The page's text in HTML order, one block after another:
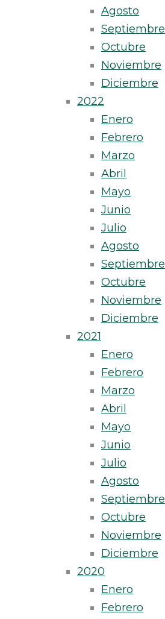
Agosto
Septiembre
Octubre
Noviembre
Diciembre
2022
Enero
Febrero
Marzo
Abril
Mayo
Junio
Julio
Agosto
Septiembre
Octubre
Noviembre
Diciembre
2021
Enero
Febrero
Marzo
Abril
Mayo
Junio
Julio
Agosto
Septiembre
Octubre
Noviembre
Diciembre
2020
Enero
Febrero